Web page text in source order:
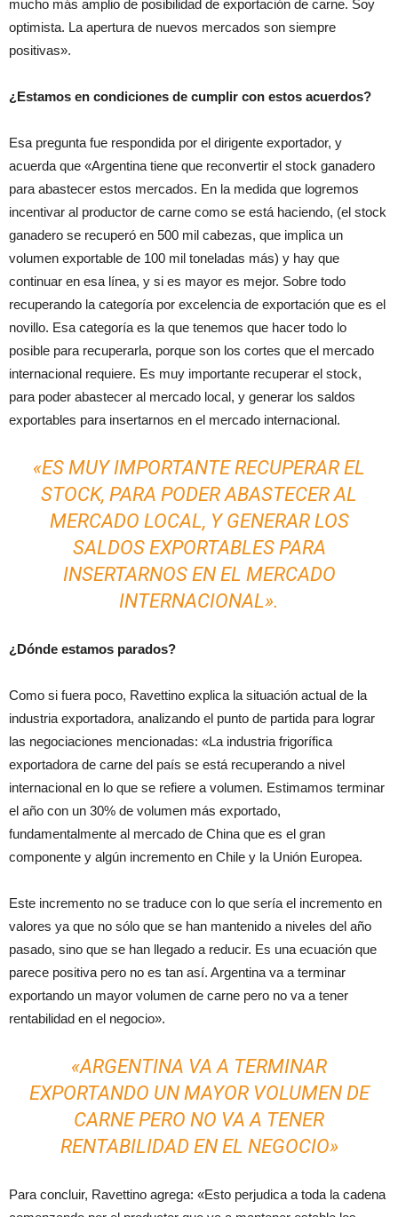
mucho más amplio de posibilidad de exportación de carne. Soy
optimista. La apertura de nuevos mercados son siempre
positivas».
¿Estamos en condiciones de cumplir con estos acuerdos?
Esa pregunta fue respondida por el dirigente exportador, y
acuerda que «Argentina tiene que reconvertir el stock ganadero
para abastecer estos mercados. En la medida que logremos
incentivar al productor de carne como se está haciendo, (el stock
ganadero se recuperó en 500 mil cabezas, que implica un
volumen exportable de 100 mil toneladas más) y hay que
continuar en esa línea, y si es mayor es mejor. Sobre todo
recuperando la categoría por excelencia de exportación que es el
novillo. Esa categoría es la que tenemos que hacer todo lo
posible para recuperarla, porque son los cortes que el mercado
internacional requiere. Es muy importante recuperar el stock,
para poder abastecer al mercado local, y generar los saldos
exportables para insertarnos en el mercado internacional.
«ES MUY IMPORTANTE RECUPERAR EL
STOCK, PARA PODER ABASTECER AL
MERCADO LOCAL, Y GENERAR LOS
SALDOS EXPORTABLES PARA
INSERTARNOS EN EL MERCADO
INTERNACIONAL».
¿Dónde estamos parados?
Como si fuera poco, Ravettino explica la situación actual de la
industria exportadora, analizando el punto de partida para lograr
las negociaciones mencionadas: «La industria frigorífica
exportadora de carne del país se está recuperando a nivel
internacional en lo que se refiere a volumen. Estimamos terminar
el año con un 30% de volumen más exportado,
fundamentalmente al mercado de China que es el gran
componente y algún incremento en Chile y la Unión Europea.
Este incremento no se traduce con lo que sería el incremento en
valores ya que no sólo que se han mantenido a niveles del año
pasado, sino que se han llegado a reducir. Es una ecuación que
parece positiva pero no es tan así. Argentina va a terminar
exportando un mayor volumen de carne pero no va a tener
rentabilidad en el negocio».
«ARGENTINA VA A TERMINAR
EXPORTANDO UN MAYOR VOLUMEN DE
CARNE PERO NO VA A TENER
RENTABILIDAD EN EL NEGOCIO»
Para concluir, Ravettino agrega: «Esto perjudica a toda la cadena